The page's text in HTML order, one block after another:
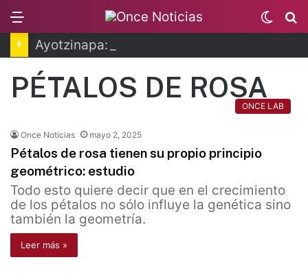
Switch
skin
PÉTALOS DE ROSA
ONCE LAB
Once Noticias mayo 2, 2025
Pétalos de rosa tienen su propio principio
geométrico: estudio
Todo esto quiere decir que en el crecimiento
de los pétalos no sólo influye la genética sino
también la geometría.
Leer más »